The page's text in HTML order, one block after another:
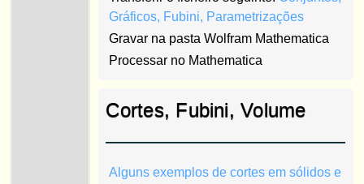
Gráficos, Fubini, Parametrizações
Gravar na pasta Wolfram Mathematica
Processar no Mathematica
Cortes, Fubini, Volume
Alguns exemplos de cortes em sólidos e